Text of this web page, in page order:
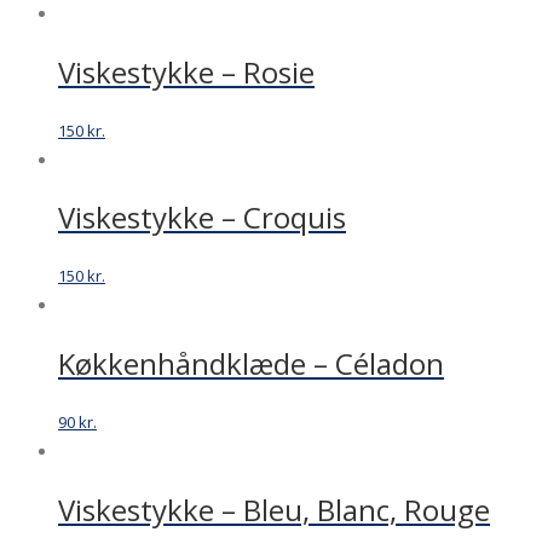
Viskestykke – Rosie
150kr.
Viskestykke – Croquis
150kr.
Køkkenhåndklæde – Céladon
90kr.
Viskestykke – Bleu, Blanc, Rouge